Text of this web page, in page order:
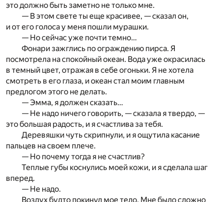
это должно быть заметно не только мне.
— В этом свете ты еще красивее, — сказал он,
и от его голоса у меня пошли мурашки.
— Но сейчас уже почти темно…
Фонари зажглись по ограждению пирса. Я
посмотрела на спокойный океан. Вода уже окрасилась
в темный цвет, отражая в себе огоньки. Я не хотела
смотреть в его глаза, и океан стал моим главным
предлогом этого не делать.
— Эмма, я должен сказать…
— Не надо ничего говорить, — сказала я твердо, —
это большая радость, и я счастлива за тебя.
Деревяшки чуть скрипнули, и я ощутила касание
пальцев на своем плече.
— Но почему тогда я не счастлив?
Теплые губы коснулись моей кожи, и я сделала шаг
вперед.
— Не надо.
Воздух будто покинул мое тело. Мне было сложно